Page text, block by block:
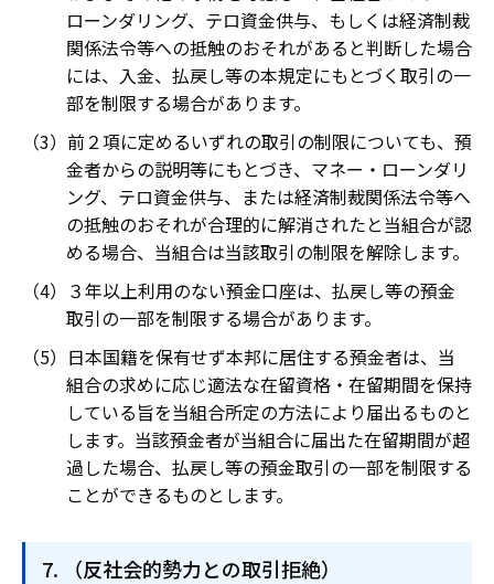
ローンダリング、テロ資金供与、もしくは経済制裁
関係法令等への抵触のおそれがあると判断した場合
には、入金、払戻し等の本規定にもとづく取引の一
部を制限する場合があります。
前２項に定めるいずれの取引の制限についても、預
金者からの説明等にもとづき、マネー・ローンダリ
ング、テロ資金供与、または経済制裁関係法令等へ
の抵触のおそれが合理的に解消されたと当組合が認
める場合、当組合は当該取引の制限を解除します。
３年以上利用のない預金口座は、払戻し等の預金
取引の一部を制限する場合があります。
日本国籍を保有せず本邦に居住する預金者は、当
組合の求めに応じ適法な在留資格・在留期間を保持
している旨を当組合所定の方法により届出るものと
します。当該預金者が当組合に届出た在留期間が超
過した場合、払戻し等の預金取引の一部を制限する
ことができるものとします。
（反社会的勢力との取引拒絶）